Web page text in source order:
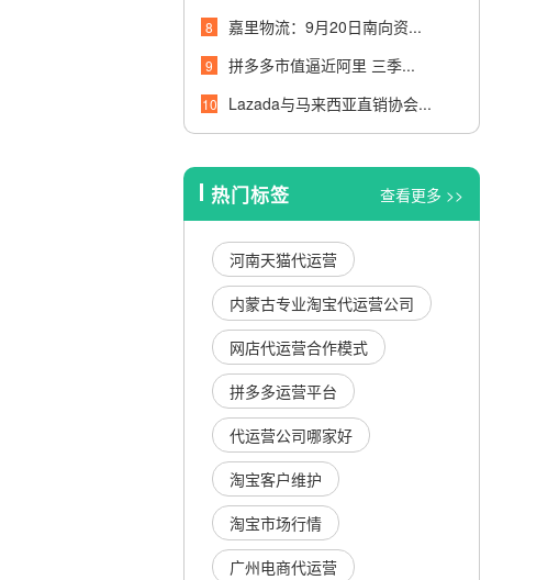
8 嘉里物流：9月20日南向资...
9 拼多多市值逼近阿里 三季...
10 Lazada与马来西亚直销协会...
热门标签 查看更多 >>
河南天猫代运营
内蒙古专业淘宝代运营公司
网店代运营合作模式
拼多多运营平台
代运营公司哪家好
淘宝客户维护
淘宝市场行情
广州电商代运营